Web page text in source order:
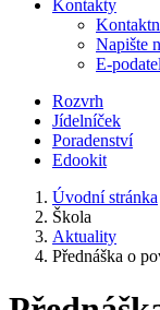
Kontakty
Napište
E-
Rozvrh
Jídelníček
Poradenství
Edookit
Úvodní stránka
Škola
Aktuality
Přednáška o